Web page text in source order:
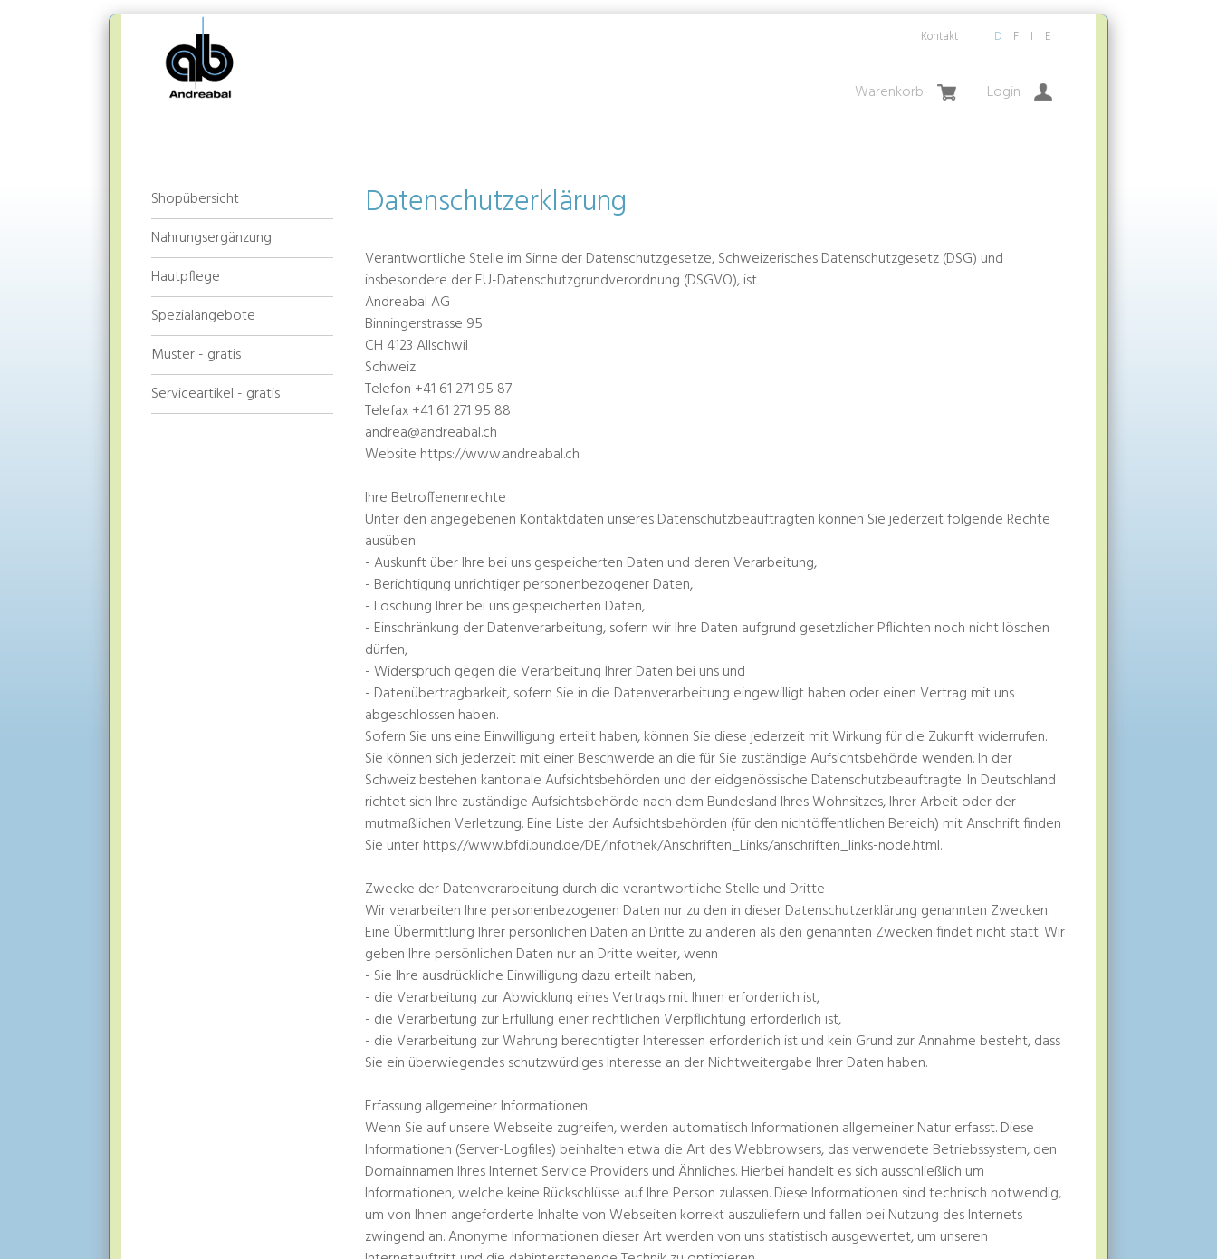
D F I E
Kontakt
Warenkorb Login
Shopübersicht
Nahrungsergänzung
Hautpflege
Spezialangebote
Muster - gratis
Serviceartikel - gratis
Datenschutzerklärung
Verantwortliche Stelle im Sinne der Datenschutzgesetze, Schweizerisches Datenschutzgesetz (DSG) und
insbesondere der EU-Datenschutzgrundverordnung (DSGVO), ist
Andreabal AG
Binningerstrasse 95
CH 4123 Allschwil
Schweiz
Telefon +41 61 271 95 87
Telefax +41 61 271 95 88
andrea@andreabal.ch
Website https://www.andreabal.ch
Ihre Betroffenenrechte
Unter den angegebenen Kontaktdaten unseres Datenschutzbeauftragten können Sie jederzeit folgende Rechte
ausüben:
- Auskunft über Ihre bei uns gespeicherten Daten und deren Verarbeitung,
- Berichtigung unrichtiger personenbezogener Daten,
- Löschung Ihrer bei uns gespeicherten Daten,
- Einschränkung der Datenverarbeitung, sofern wir Ihre Daten aufgrund gesetzlicher Pflichten noch nicht löschen
dürfen,
- Widerspruch gegen die Verarbeitung Ihrer Daten bei uns und
- Datenübertragbarkeit, sofern Sie in die Datenverarbeitung eingewilligt haben oder einen Vertrag mit uns
abgeschlossen haben.
Sofern Sie uns eine Einwilligung erteilt haben, können Sie diese jederzeit mit Wirkung für die Zukunft widerrufen.
Sie können sich jederzeit mit einer Beschwerde an die für Sie zuständige Aufsichtsbehörde wenden. In der
Schweiz bestehen kantonale Aufsichtsbehörden und der eidgenössische Datenschutzbeauftragte. In Deutschland
richtet sich Ihre zuständige Aufsichtsbehörde nach dem Bundesland Ihres Wohnsitzes, Ihrer Arbeit oder der
mutmaßlichen Verletzung. Eine Liste der Aufsichtsbehörden (für den nichtöffentlichen Bereich) mit Anschrift finden
Sie unter https://www.bfdi.bund.de/DE/Infothek/Anschriften_Links/anschriften_links-node.html.
Zwecke der Datenverarbeitung durch die verantwortliche Stelle und Dritte
Wir verarbeiten Ihre personenbezogenen Daten nur zu den in dieser Datenschutzerklärung genannten Zwecken.
Eine Übermittlung Ihrer persönlichen Daten an Dritte zu anderen als den genannten Zwecken findet nicht statt. Wir
geben Ihre persönlichen Daten nur an Dritte weiter, wenn
- Sie Ihre ausdrückliche Einwilligung dazu erteilt haben,
- die Verarbeitung zur Abwicklung eines Vertrags mit Ihnen erforderlich ist,
- die Verarbeitung zur Erfüllung einer rechtlichen Verpflichtung erforderlich ist,
- die Verarbeitung zur Wahrung berechtigter Interessen erforderlich ist und kein Grund zur Annahme besteht, dass
Sie ein überwiegendes schutzwürdiges Interesse an der Nichtweitergabe Ihrer Daten haben.
Erfassung allgemeiner Informationen
Wenn Sie auf unsere Webseite zugreifen, werden automatisch Informationen allgemeiner Natur erfasst. Diese
Informationen (Server-Logfiles) beinhalten etwa die Art des Webbrowsers, das verwendete Betriebssystem, den
Domainnamen Ihres Internet Service Providers und Ähnliches. Hierbei handelt es sich ausschließlich um
Informationen, welche keine Rückschlüsse auf Ihre Person zulassen. Diese Informationen sind technisch notwendig,
um von Ihnen angeforderte Inhalte von Webseiten korrekt auszuliefern und fallen bei Nutzung des Internets
zwingend an. Anonyme Informationen dieser Art werden von uns statistisch ausgewertet, um unseren